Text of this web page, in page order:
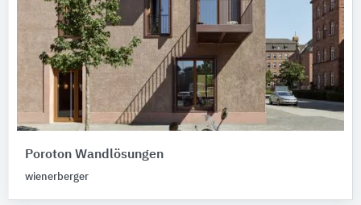
Poroton Wandlösungen
wienerberger